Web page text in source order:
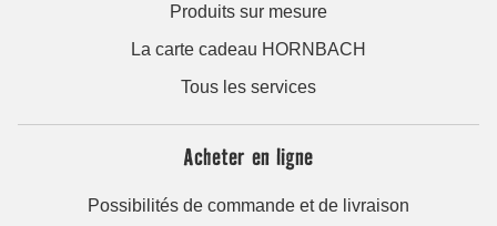
Produits sur mesure
La carte cadeau HORNBACH
Tous les services
Acheter en ligne
Possibilités de commande et de livraison